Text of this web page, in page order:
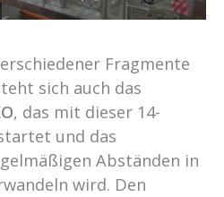
Fragmente
sich auch das
, das mit dieser 14-
und das
Abständen in
wird. Den